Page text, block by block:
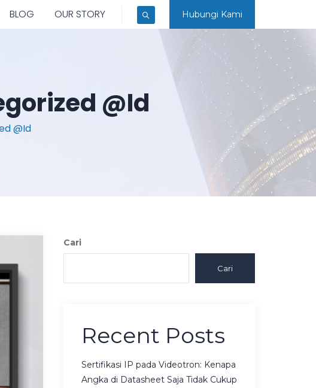
Hubungi Kami
BLOG OUR STORY
@id
@id
Cari
Cari
Recent Posts
Sertifikasi IP pada Videotron: Kenapa
Angka di Datasheet Saja Tidak Cukup